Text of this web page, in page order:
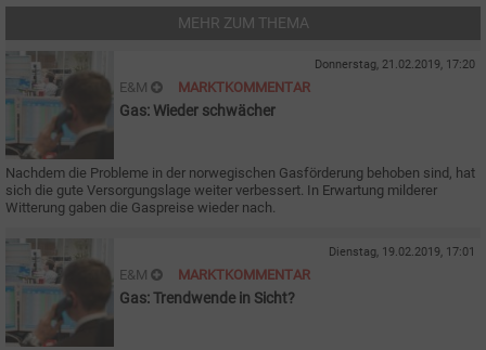
MEHR ZUM THEMA
Donnerstag, 21.02.2019, 17:20
E&M MARKTKOMMENTAR
Gas: Wieder schwächer
Nachdem die Probleme in der norwegischen Gasförderung behoben sind, hat
sich die gute Versorgungslage weiter verbessert. In Erwartung milderer
Witterung gaben die Gaspreise wieder nach.
Dienstag, 19.02.2019, 17:01
E&M MARKTKOMMENTAR
Gas: Trendwende in Sicht?